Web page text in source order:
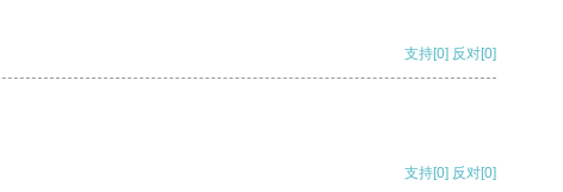
支持[0] 反对[0]
支持[0] 反对[0]